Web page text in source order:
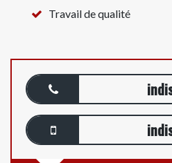
Travail de qualité